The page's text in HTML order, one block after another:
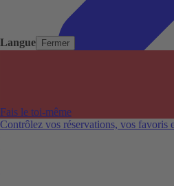
Langue Fermer
Fais le toi-même
Contrôlez vos réservations, vos favoris
Aéroports populaires
Villes populaires
Australie